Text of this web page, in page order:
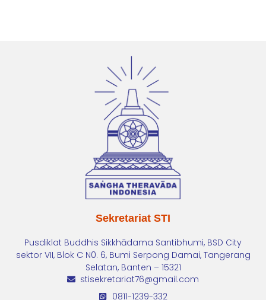
Sekretariat STI
Pusdiklat Buddhis Sikkhādama Santibhumi, BSD City
sektor VII, Blok C N0. 6, Bumi Serpong Damai, Tangerang
Selatan, Banten – 15321
stisekretariat76@gmail.com
0811-1239-332